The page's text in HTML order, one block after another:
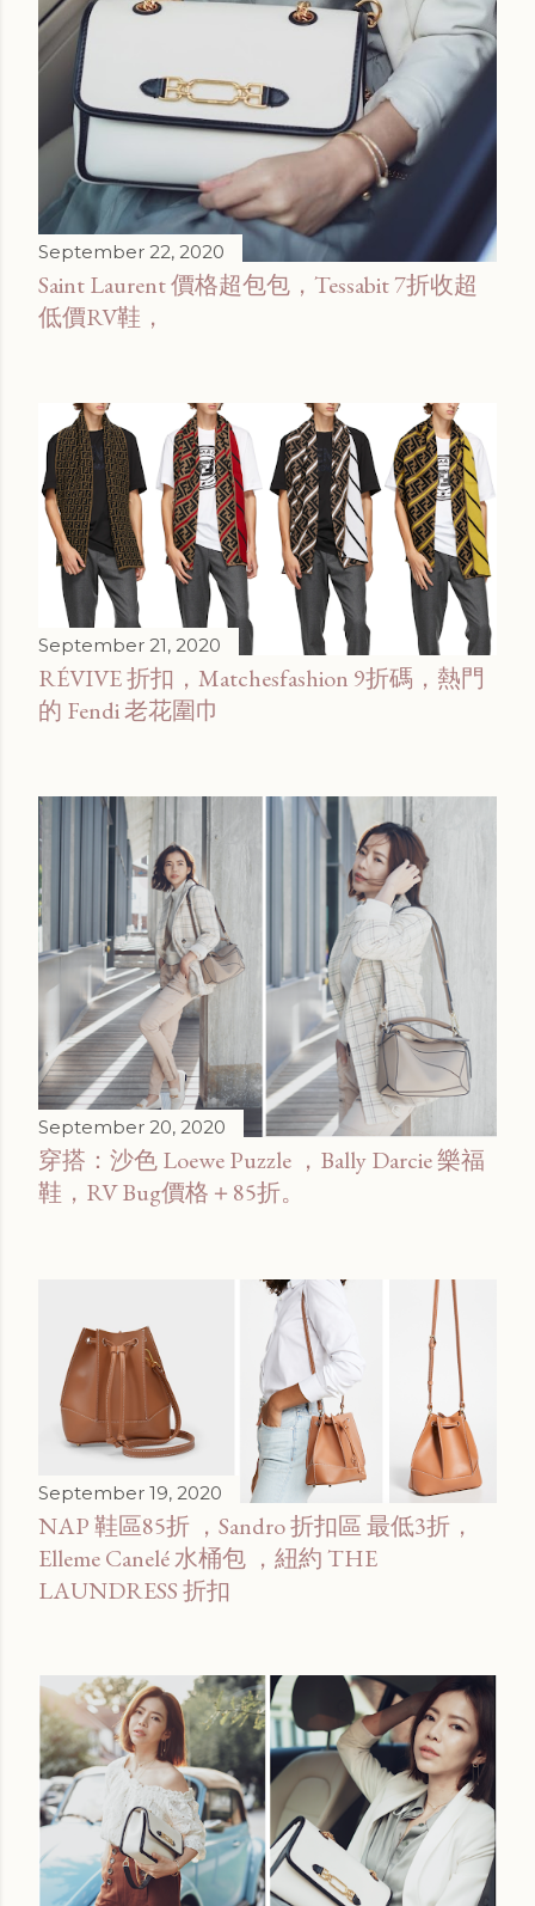
September 22, 2020
Saint Laurent 價格超包包，Tessabit 7折收超
低價RV鞋，
September 21, 2020
RÉVIVE 折扣，Matchesfashion 9折碼，熱門
的 Fendi 老花圍巾
September 20, 2020
穿搭：沙色 Loewe Puzzle ，Bally Darcie 樂福
鞋，RV Bug價格＋85折。
September 19, 2020
NAP 鞋區85折 ，Sandro 折扣區 最低3折，
Elleme Canelé 水桶包 ，紐約 THE
LAUNDRESS 折扣